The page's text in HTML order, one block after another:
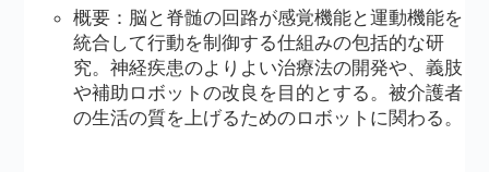
概要：脳と脊髄の回路が感覚機能と運動機能を
統合して行動を制御する仕組みの包括的な研
究。神経疾患のよりよい治療法の開発や、義肢
や補助ロボットの改良を目的とする。被介護者
の生活の質を上げるためのロボットに関わる。